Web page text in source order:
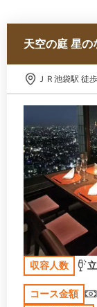
天空の庭 星の
ＪＲ池袋駅 徒
収容人数
コース金額